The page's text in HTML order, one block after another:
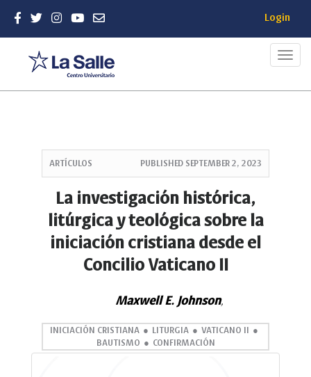
Navigation
Login
ARTÍCULOS PUBLISHED SEPTEMBER 2, 2023
La investigación histórica,
litúrgica y teológica sobre la
iniciación cristiana desde el
Concilio Vaticano II
Maxwell E. Johnson,
INICIACIÓN CRISTIANA LITURGIA
VATICANO II
BAUTISMO
CONFIRMACIÓN